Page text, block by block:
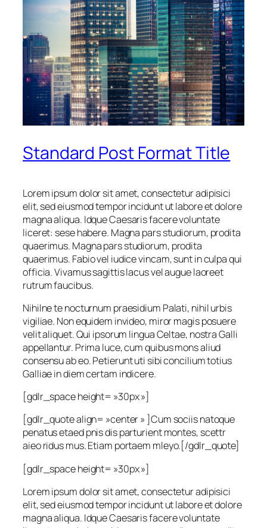
Standard Post Format Title
Lorem ipsum dolor sit amet, consectetur adipisici
elit, sed eiusmod tempor incidunt ut labore et dolore
magna aliqua. Idque Caesaris facere voluntate
liceret: sese habere. Magna pars studiorum, prodita
quaerimus. Magna pars studiorum, prodita
quaerimus. Fabio vel iudice vincam, sunt in culpa qui
officia. Vivamus sagittis lacus vel augue laoreet
rutrum faucibus.
Nihilne te nocturnum praesidium Palati, nihil urbis
vigiliae. Non equidem invideo, miror magis posuere
velit aliquet. Qui ipsorum lingua Celtae, nostra Galli
appellantur. Prima luce, cum quibus mons aliud
consensu ab eo. Petierunt uti sibi concilium totius
Galliae in diem certam indicere.
[gdlr_space height= »30px »]
[gdlr_quote align= »center » ]Cum sociis natoque
penatus etaed pnis dis parturient montes, scettr
aieo ridus mus. Etiam portaem mleyo.[/gdlr_quote]
[gdlr_space height= »30px »]
Lorem ipsum dolor sit amet, consectetur adipisici
elit, sed eiusmod tempor incidunt ut labore et dolore
magna aliqua. Idque Caesaris facere voluntate